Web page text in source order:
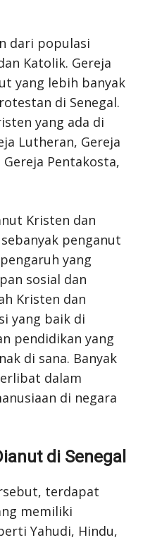
dari populasi
Katolik. Gereja
yang lebih banyak
di Senegal.
yang ada di
Lutheran, Gereja
Pentakosta,
Kristen dan
penganut
yang
sosial dan
Kristen dan
yang baik di
pendidikan yang
di sana. Banyak
dalam
di negara
di Senegal
terdapat
memiliki
Yahudi, Hindu,